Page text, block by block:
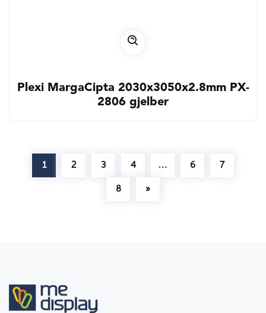
Plexi MargaCipta 2030x3050x2.8mm PX-
2806 gjelber
1 2 3 4 … 6 7
8 »